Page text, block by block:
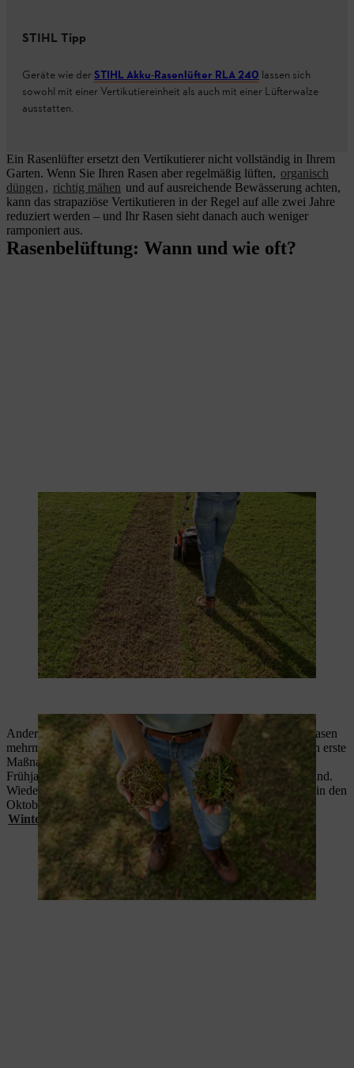
STIHL Tipp
Geräte wie derSTIHL Akku-Rasenlüfter RLA 240 lassen sich
sowohl mit einer Vertikutiereinheit als auch mit einer Lüfterwalze
ausstatten.
Ein Rasenlüfter ersetzt den Vertikutierer nicht vollständig in Ihrem
Garten. Wenn Sie Ihren Rasen aber regelmäßig lüften, organisch
düngen , richtig mähen und auf ausreichende Bewässerung achten,
kann das strapaziöse Vertikutieren in der Regel auf alle zwei Jahre
reduziert werden – und Ihr Rasen sieht danach auch weniger
ramponiert aus.
Rasenbelüftung: Wann und wie oft?
Anders als beim Vertikutieren, können und sollten Sie Ihren Rasen
mehrmals im Jahr lüften. Der beste Zeitpunkt ist
, wenn erste
Maßnahmen der
Rasenpflege im Frühjahr wie die
Frühjahrsdüngung und der erste Rasenschnitt abgeschlossen sind.
Wiederholen Sie die Prozeduralle vier bis sechs Wochen
bis in den
Oktober hinein, bevor Sie dann im Herbst Ihren Rasen auf die
Winterpause vorbereiten.